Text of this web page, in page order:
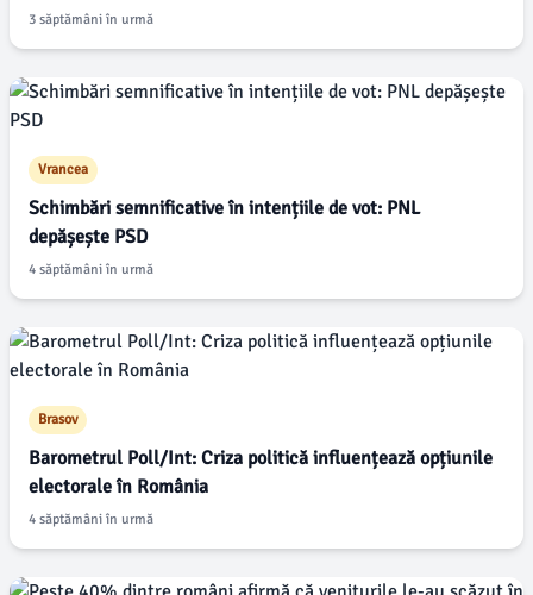
3 săptămâni în urmă
Vrancea
Schimbări semnificative în intențiile de vot: PNL
depășește PSD
4 săptămâni în urmă
Brasov
Barometrul Poll/Int: Criza politică influențează opțiunile
electorale în România
4 săptămâni în urmă